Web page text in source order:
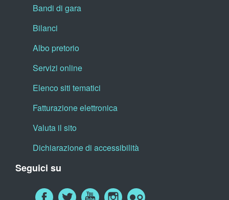
Bandi di gara
Bilanci
Albo pretorio
Servizi online
Elenco siti tematici
Fatturazione elettronica
Valuta il sito
Dichiarazione di accessibilità
Seguici su